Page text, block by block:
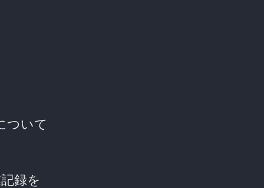
ついて
録を